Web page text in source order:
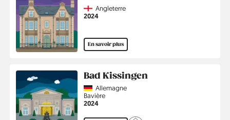
CountryAngleterre
Année
2024
En savoir plus
Bad Kissingen
CountryAllemagne
Région
Bavière
Année
2024